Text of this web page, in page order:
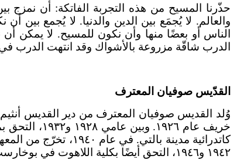
حذّرنا المسيح من هذه التجربة الفاتكة: أن
والعالم. لا يُجمَع بين الدين والدنيا. لا يُجمع
الناس أو بعضًا منها وأن نكون للمسيح. لا يمكن
الدرب شاقّة مزروعة بالأشواك وقد انتهت الدرب
القدّيس صوفيان المعترف
١٩٤٢ و١٩٤٦، التحق أيضًا بكلية اللاهوت في بوخارست.